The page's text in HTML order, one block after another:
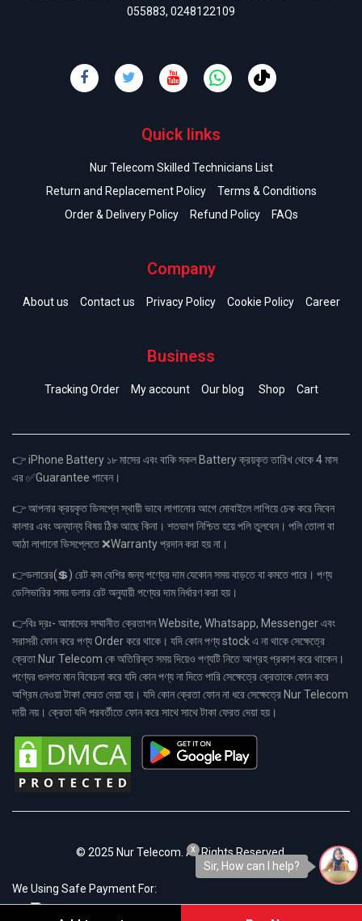
055883, 0248122109
Quick links
Nur Telecom Skilled Technicians List
Return and Replacement Policy
Terms & Conditions
Order & Delivery Policy
Refund Policy FAQs
Company
About us Contact us Privacy Policy Cookie Policy Career
Business
Tracking Order My account Our blog Shop Cart
👉 iPhone Battery ১৮ মাসের এবং বাকি সকল Battery ক্রয়কৃত তারিখ থেকে 4 মাস
এর ✅Guarantee পাবেন।
👉 আপনার ক্রয়কৃত ডিসপ্লে স্থায়ী ভাবে লাগানোর আগে মোবাইলে লাগিয়ে চেক করে নিবেন
কালার এবং অন্যান্য বিষয় ঠিক আছে কিনা। শতভাগ নিশ্চিত হয়ে পলি তুলবেন। পলি তোলা বা
আঠা লাগানো ডিসপ্লেতে ❌Warranty প্রদান করা হয় না।
👉ডলারের(💲) রেট কম বেশির জন্য পণ্যের দাম যেকোন সময় বাড়তে বা কমতে পারে। পণ্য
ডেলিভারির সময় ডলার রেট অনুযায়ী পণ্যের দাম নির্ধারণ করা হয়।
👉বিঃ দ্রঃ- আমাদের সম্মানীত ক্রেতাগন Website, Whatsapp, Messenger এবং
সরাসরী ফোন করে পণ্য Order করে থাকে। যদি কোন পণ্য stock এ না থাকে সেক্ষেত্রে
ক্রেতা Nur Telecom কে অতিরিক্ত সময় দিয়েও পণ্যটি নিতে আগ্রহ প্রকাশ করে থাকেন।
পণ্যের গুনগত মান বিবেচনা করে যদি কোন পণ্য না দিতে পারি সেক্ষেত্রে ক্রেতাকে ফোন করে
অগ্রিম নেওয়া টাকা ফেরত দেয়া হয়। যদি কোন ক্রেতা ফোন না ধরে সেক্ষেত্রে Nur Telecom
দায়ী নয়। ক্রেতা যদি পরবর্তীতে ফোন করে সাথে সাথে টাকা ফেরত দেয়া হয়।
© 2025 Nur Telecom. All Rights Reserved.
We Using Safe Payment For:
Sir, How can I help?
x